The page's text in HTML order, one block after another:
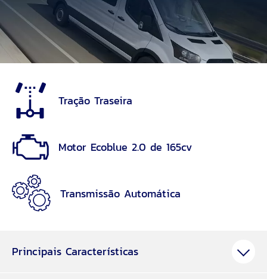
Tração Traseira
Motor Ecoblue 2.0 de 165cv
Transmissão Automática
Principais Características